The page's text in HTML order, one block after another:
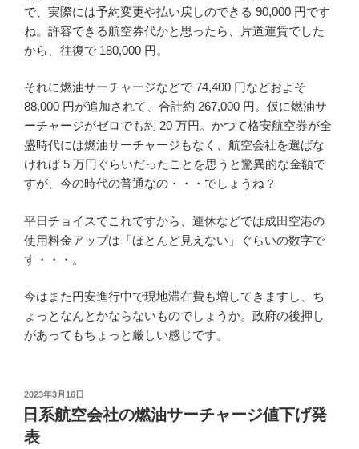
で、実際には予約変更や払い戻しのできる 90,000 円です
ね。許容できる航空券代かと思ったら、片道運賃でした
から、往復で 180,000 円。
それに燃油サーチャージなどで 74,400 円などおよそ
88,000 円が追加されて、合計約 267,000 円。仮に燃油サ
ーチャージがゼロでも約 20 万円。かつて格安航空券が全
盛時代には燃油サーチャージもなく、航空会社を選ばな
ければ 5 万円ぐらいだったことを思うと驚異的な金額で
すが、今の時代の普通なの・・・でしょうね？
平日チョイスでこれですから、連休などでは成田空港の
使用料金アップは「ほとんど見えない」ぐらいの数字で
す・・・。
今はまた円安進行中で現地滞在費も増してきますし、ち
ょっとなんとかならないものでしょうか。政府の後押し
があってもちょっと厳しい感じです。
投
稿
日:
2023年3月16日
日系航空会社の燃油サーチャージ値下げ発
表